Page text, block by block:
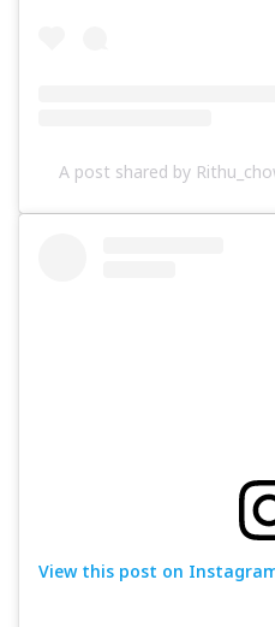
A post shared by
View this post on